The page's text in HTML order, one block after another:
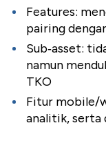
Features:
pairing
Sub‑asset:
namun
TKO
Fitur mobile/
analitik, serta